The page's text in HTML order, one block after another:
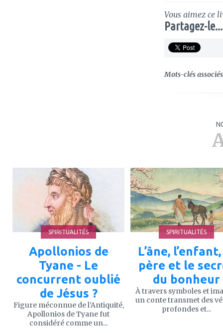
Vous aimez ce
Partagez-le...
Mots-clés
SPIRITUALITÉS
Apollonios de
Tyane - Le
concurrent oublié
de Jésus ?
Figure méconnue de l’Antiquité,
Apollonios de Tyane fut
considéré comme un...
à
mes
favoris
SPIRITUALITÉS
L’âne,
père et le
du bonheur
À travers symboles et
un conte transmet des
profondes et...